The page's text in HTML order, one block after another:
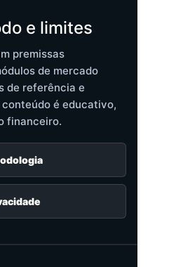
e limites
premissas
de mercado
de referência e
é educativo,
financeiro.